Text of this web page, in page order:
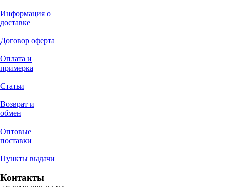
Информация о
доставке
Договор оферта
Оплата и
примерка
Статьи
Возврат и
обмен
Оптовые
поставки
Пункты выдачи
Контакты